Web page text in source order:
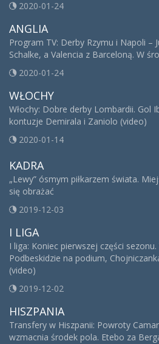
2020-01-24
ANGLIA
Program TV: Derby Rzymu i Napoli –
Schalke, a Valencia z Barceloną. W
2020-01-24
WŁOCHY
Włochy: Dobre derby Lombardii. Gol
kontuzje Demirala i Zaniolo (video)
2020-01-14
KADRA
„Lewy” ósmym piłkarzem świata.
się obrażać
2019-12-03
I LIGA
I liga: Koniec pierwszej części
Podbeskidzie na podium,
(video)
2019-12-02
HISZPANIA
Transfery w Hiszpanii: Powroty
wzmacnia środek pola. Etebo za